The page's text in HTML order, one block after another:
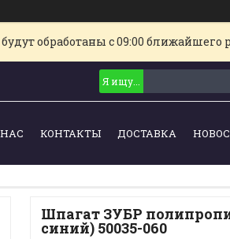
обработаны с 09:00 ближайшего
КОНТАКТЫ ДОСТАВКА
Шпагат ЗУБР
синий) 50035-060